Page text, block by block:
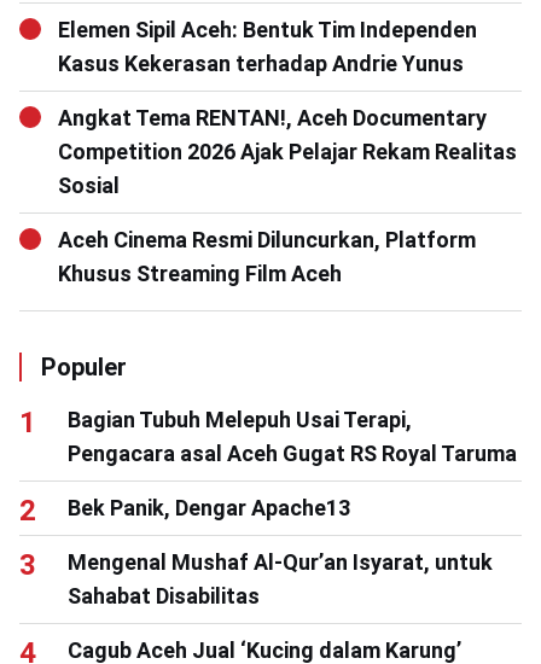
Elemen Sipil Aceh: Bentuk Tim Independen
Kasus Kekerasan terhadap Andrie Yunus
Angkat Tema RENTAN!, Aceh Documentary
Competition 2026 Ajak Pelajar Rekam Realitas
Sosial
Aceh Cinema Resmi Diluncurkan, Platform
Khusus Streaming Film Aceh
Populer
Bagian Tubuh Melepuh Usai Terapi,
Pengacara asal Aceh Gugat RS Royal Taruma
Bek Panik, Dengar Apache13
Mengenal Mushaf Al-Qur’an Isyarat, untuk
Sahabat Disabilitas
Cagub Aceh Jual ‘Kucing dalam Karung’